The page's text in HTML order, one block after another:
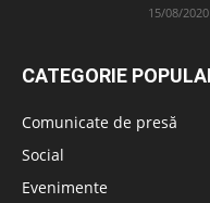
15/08/2020
CATEGORIE
Comunicate de presă
Social
Evenimente